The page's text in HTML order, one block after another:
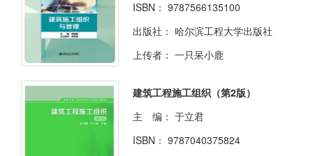
ISBN： 9787566135100
出版社： 哈尔滨工程大学出版社
上传者： 一只呆小鹿
建筑工程施工组织（第2版）
主 编： 于立君
ISBN： 9787040375824